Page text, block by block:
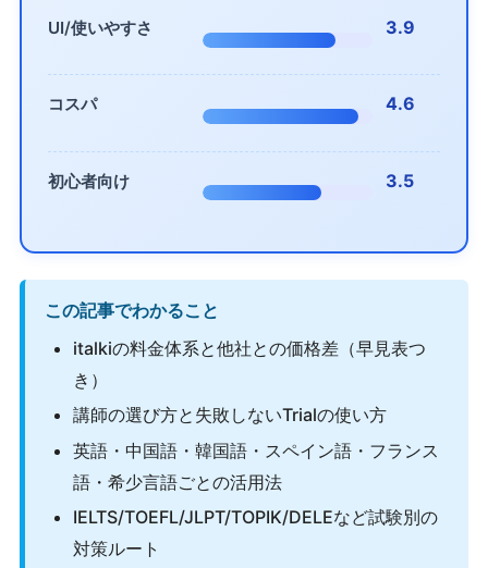
UI/使いやすさ 3.9
コスパ 4.6
初心者向け 3.5
この記事でわかること
italkiの料金体系と他社との価格差（早見表つ
き）
講師の選び方と失敗しないTrialの使い方
英語・中国語・韓国語・スペイン語・フランス
語・希少言語ごとの活用法
IELTS/TOEFL/JLPT/TOPIK/DELEなど試験別の
対策ルート